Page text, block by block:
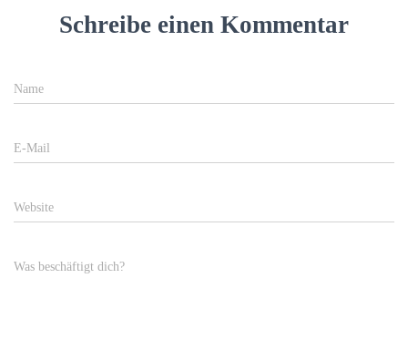
Schreibe einen Kommentar
Name
E-Mail
Website
Was beschäftigt dich?